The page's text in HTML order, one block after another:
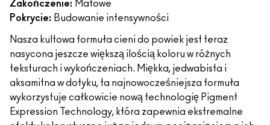
Zakończenie: Matowe
Pokrycie: Budowanie intensywności
Nasza kultowa formuła cieni do powiek jest teraz
nasycona jeszcze większą ilością koloru w różnych
teksturach i wykończeniach. Miękka, jedwabista i
aksamitna w dotyku, ta najnowocześniejsza formuła
wykorzystuje całkowicie nową technologię Pigment
Expression Technology, która zapewnia ekstremalne